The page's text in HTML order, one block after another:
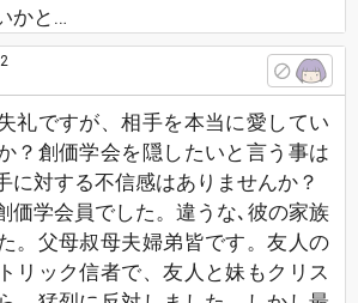
かと…
礼ですが、相手を本当に愛してい
？創価学会を隠したいと言う事は
に対する不信感はありませんか？
価学会員でした。違うな､彼の家族
。父母叔母夫婦弟皆です。友人の
リック信者で、友人と妹もクリス